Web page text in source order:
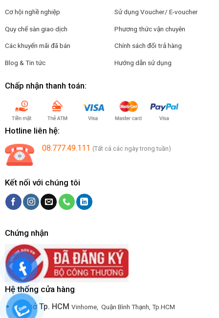
Cơ hội nghề nghiệp
Quy chế sàn giao dịch
Các khuyến mãi đã bán
Blog & Tin tức
Sử dụng Voucher/ E-voucher
Phương thức vận chuyên
Chính sách đổi trả hàng
Hướng dẫn sử dụng
Chấp nhận thanh toán:
Hotline liên hệ:
08.777.49.111 (Tất cả các ngày trong tuần)
Kết nối với chúng tôi
Chứng nhận
Hệ thống cửa hàng
Trụ sở Tp. HCM Vinhome, Quận Bình Thạnh, Tp.HCM